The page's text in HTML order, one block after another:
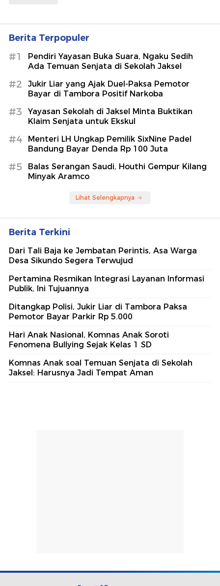
Berita Terpopuler
#1
Pendiri Yayasan Buka Suara, Ngaku Sedih
Ada Temuan Senjata di Sekolah Jaksel
#2
Jukir Liar yang Ajak Duel-Paksa Pemotor
Bayar di Tambora Positif Narkoba
#3
Yayasan Sekolah di Jaksel Minta Buktikan
Klaim Senjata untuk Ekskul
#4
Menteri LH Ungkap Pemilik SixNine Padel
Bandung Bayar Denda Rp 100 Juta
#5
Balas Serangan Saudi, Houthi Gempur Kilang
Minyak Aramco
Lihat Selengkapnya
Berita Terkini
Dari Tali Baja ke Jembatan Perintis, Asa Warga
Desa Sikundo Segera Terwujud
Pertamina Resmikan Integrasi Layanan Informasi
Publik, Ini Tujuannya
Ditangkap Polisi, Jukir Liar di Tambora Paksa
Pemotor Bayar Parkir Rp 5.000
Hari Anak Nasional, Komnas Anak Soroti
Fenomena Bullying Sejak Kelas 1 SD
Komnas Anak soal Temuan Senjata di Sekolah
Jaksel: Harusnya Jadi Tempat Aman